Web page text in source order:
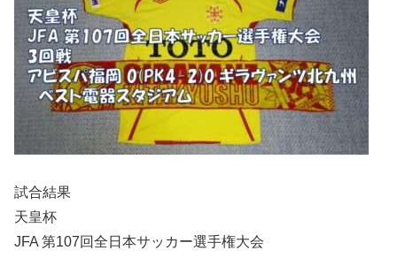
試合結果
天皇杯
JFA 第107回全日本サッカー選手権大会